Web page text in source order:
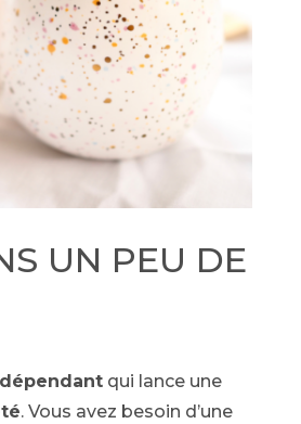
UN PEU DE
qui lance une
. Vous avez besoin d’une